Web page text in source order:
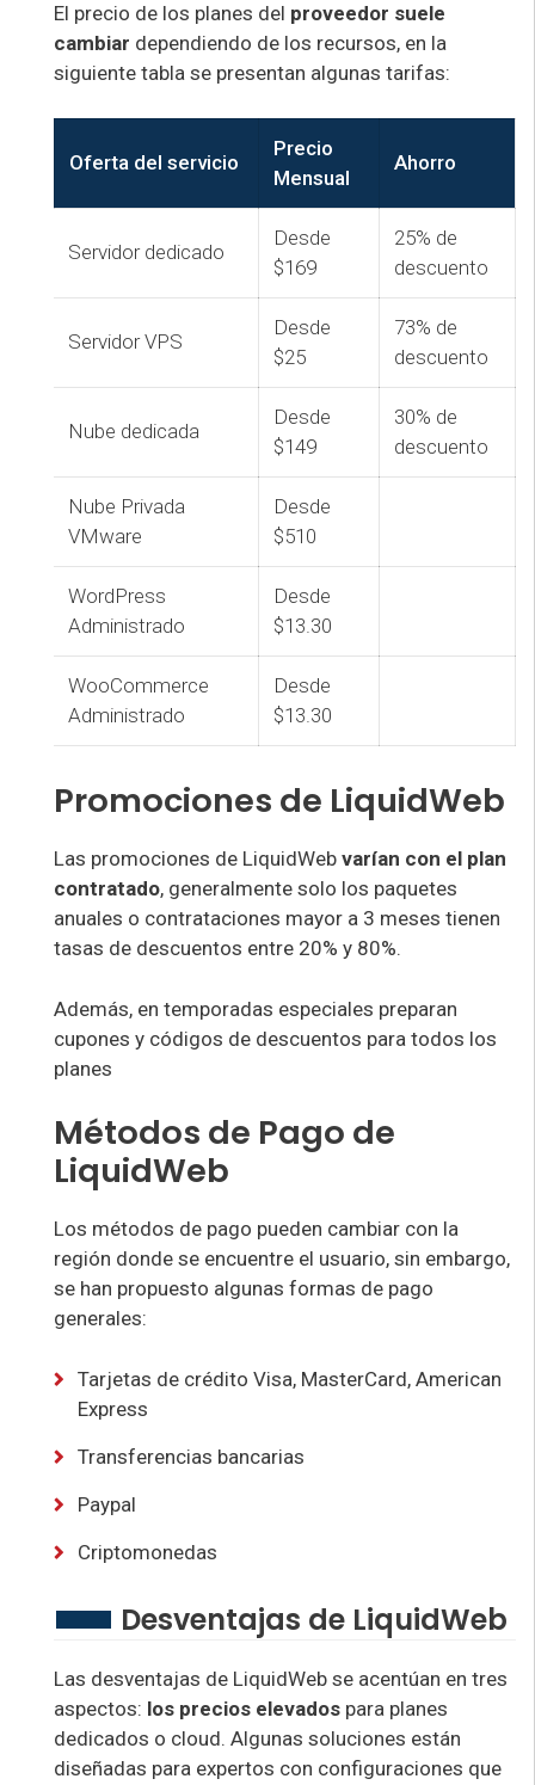
El precio de los planes del proveedor suele
cambiar dependiendo de los recursos, en la
siguiente tabla se presentan algunas tarifas:
Oferta del servicio
Precio
Mensual
Ahorro
Servidor dedicado
Desde
$169
25% de
descuento
Servidor VPS
Desde
$25
73% de
descuento
Nube dedicada
Desde
$149
30% de
descuento
Nube Privada
VMware
Desde
$510
WordPress
Administrado
Desde
$13.30
WooCommerce
Administrado
Desde
$13.30
Promociones de LiquidWeb
Las promociones de LiquidWeb varían con el plan
contratado, generalmente solo los paquetes
anuales o contrataciones mayor a 3 meses tienen
tasas de descuentos entre 20% y 80%.
Además, en temporadas especiales preparan
cupones y códigos de descuentos para todos los
planes
Métodos de Pago de
LiquidWeb
Los métodos de pago pueden cambiar con la
región donde se encuentre el usuario, sin embargo,
se han propuesto algunas formas de pago
generales:
Tarjetas de crédito Visa, MasterCard, American
Express
Transferencias bancarias
Paypal
Criptomonedas
Desventajas de LiquidWeb
Las desventajas de LiquidWeb se acentúan en tres
aspectos: los precios elevados para planes
dedicados o cloud. Algunas soluciones están
diseñadas para expertos con configuraciones que